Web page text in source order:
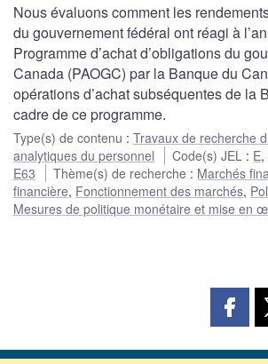
Nous évaluons comment les
du gouvernement fédéral ont réagi à
Programme d’achat d’obligations du
Canada (PAOGC) par la Banque du
opérations d’achat subséquentes de la
cadre de ce programme.
Type(s) de contenu : Travaux de recherche
analytiques du personnel
Code(s) JEL : E,
E63
Thème(s) de recherche : Marchés
financière, Fonctionnement des marchés,
Mesures de politique monétaire et mise en
page